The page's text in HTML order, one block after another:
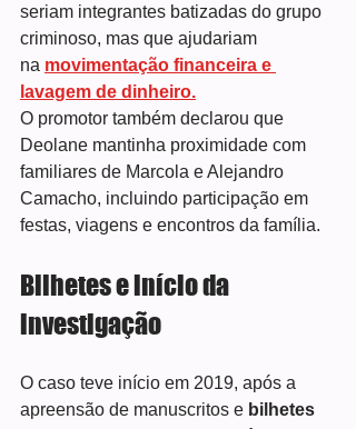
seriam integrantes batizadas do grupo
criminoso, mas que ajudariam
na movimentação financeira e
lavagem de dinheiro.
O promotor também declarou que
Deolane mantinha proximidade com
familiares de Marcola e Alejandro
Camacho, incluindo participação em
festas, viagens e encontros da família.
Bilhetes e início da
investigação
O caso teve início em 2019, após a
apreensão de manuscritos e bilhetes